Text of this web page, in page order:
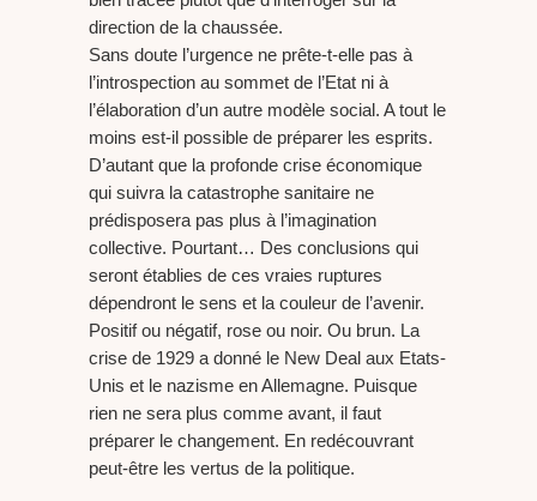
direction de la chaussée.
Sans doute l’urgence ne prête-t-elle pas à
l’introspection au sommet de l’Etat ni à
l’élaboration d’un autre modèle social. A tout le
moins est-il possible de préparer les esprits.
D’autant que la profonde crise économique
qui suivra la catastrophe sanitaire ne
prédisposera pas plus à l’imagination
collective. Pourtant… Des conclusions qui
seront établies de ces vraies ruptures
dépendront le sens et la couleur de l’avenir.
Positif ou négatif, rose ou noir. Ou brun. La
crise de 1929 a donné le New Deal aux Etats-
Unis et le nazisme en Allemagne. Puisque
rien ne sera plus comme avant, il faut
préparer le changement. En redécouvrant
peut-être les vertus de la politique.